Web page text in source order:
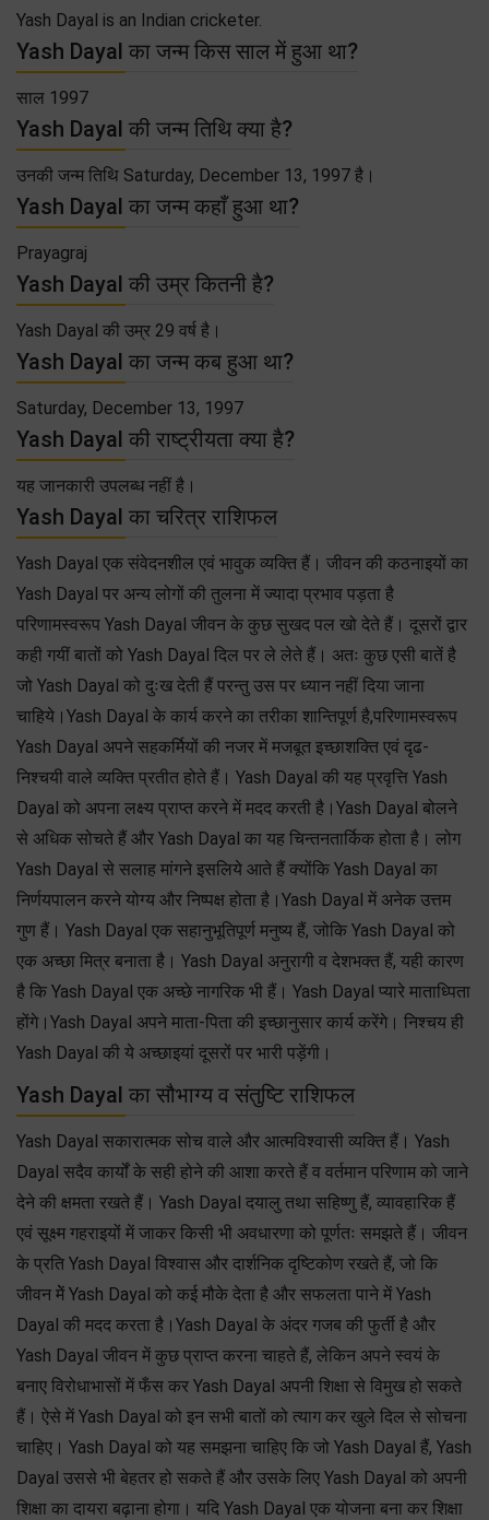
Yash Dayal is an Indian cricketer.
Yash Dayal का जन्म किस साल में हुआ था?
साल 1997
Yash Dayal की जन्म तिथि क्या है?
उनकी जन्म तिथि Saturday, December 13, 1997 है।
Yash Dayal का जन्म कहाँ हुआ था?
Prayagraj
Yash Dayal की उम्र कितनी है?
Yash Dayal की उम्र 29 वर्ष है।
Yash Dayal का जन्म कब हुआ था?
Saturday, December 13, 1997
Yash Dayal की राष्ट्रीयता क्या है?
यह जानकारी उपलब्ध नहीं है।
Yash Dayal का चरित्र राशिफल
Yash Dayal एक संवेदनशील एवं भावुक व्यक्ति हैं। जीवन की कठनाइयों का
Yash Dayal पर अन्य लोगों की तुलना में ज्यादा प्रभाव पड़ता है
परिणामस्वरूप Yash Dayal जीवन के कुछ सुखद पल खो देते हैं। दूसरों द्वार
कही गयीं बातों को Yash Dayal दिल पर ले लेते हैं। अतः कुछ एसी बातें है
जो Yash Dayal को दुःख देती हैं परन्तु उस पर ध्यान नहीं दिया जाना
चाहिये।Yash Dayal के कार्य करने का तरीका शान्तिपूर्ण है,परिणामस्वरूप
Yash Dayal अपने सहकर्मियों की नजर में मजबूत इच्छाशक्ति एवं दृढ-
निश्चयी वाले व्यक्ति प्रतीत होते हैं। Yash Dayal की यह प्रवृत्ति Yash
Dayal को अपना लक्ष्य प्राप्त करने में मदद करती है।Yash Dayal बोलने
से अधिक सोचते हैं और Yash Dayal का यह चिन्तनतार्किक होता है। लोग
Yash Dayal से सलाह मांगने इसलिये आते हैं क्योंकि Yash Dayal का
निर्णयपालन करने योग्य और निष्पक्ष होता है।Yash Dayal में अनेक उत्तम
गुण हैं। Yash Dayal एक सहानुभूतिपूर्ण मनुष्य हैं, जोकि Yash Dayal को
एक अच्छा मित्र बनाता है। Yash Dayal अनुरागी व देशभक्त हैं, यही कारण
है कि Yash Dayal एक अच्छे नागरिक भी हैं। Yash Dayal प्यारे माताध्पिता
होंगे।Yash Dayal अपने माता-पिता की इच्छानुसार कार्य करेंगे। निश्चय ही
Yash Dayal की ये अच्छाइयां दूसरों पर भारी पड़ेंगी।
Yash Dayal का सौभाग्य व संतुष्टि राशिफल
Yash Dayal सकारात्मक सोच वाले और आत्मविश्वासी व्यक्ति हैं। Yash
Dayal सदैव कार्यों के सही होने की आशा करते हैं व वर्तमान परिणाम को जाने
देने की क्षमता रखते हैं। Yash Dayal दयालु तथा सहिष्णु हैं, व्यावहारिक हैं
एवं सूक्ष्म गहराइयों में जाकर किसी भी अवधारणा को पूर्णतः समझते हैं। जीवन
के प्रति Yash Dayal विश्वास और दार्शनिक दृष्टिकोण रखते हैं, जो कि
जीवन मेें Yash Dayal को कई मौके देता है और सफलता पाने में Yash
Dayal की मदद करता है।Yash Dayal के अंदर गजब की फुर्ती है और
Yash Dayal जीवन में कुछ प्राप्त करना चाहते हैं, लेकिन अपने स्वयं के
बनाए विरोधाभासों में फँस कर Yash Dayal अपनी शिक्षा से विमुख हो सकते
हैं। ऐसे में Yash Dayal को इन सभी बातों को त्याग कर खुले दिल से सोचना
चाहिए। Yash Dayal को यह समझना चाहिए कि जो Yash Dayal हैं, Yash
Dayal उससे भी बेहतर हो सकते हैं और उसके लिए Yash Dayal को अपनी
शिक्षा का दायरा बढ़ाना होगा। यदि Yash Dayal एक योजना बना कर शिक्षा